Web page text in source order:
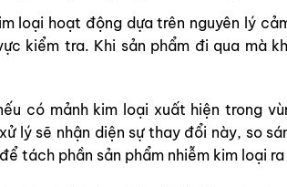
loại hoạt động dựa trên nguyên lý
kiểm tra. Khi sản phẩm đi qua mà
có mảnh kim loại xuất hiện trong
lý sẽ nhận diện sự thay đổi này, so
tách phần sản phẩm nhiễm kim loại